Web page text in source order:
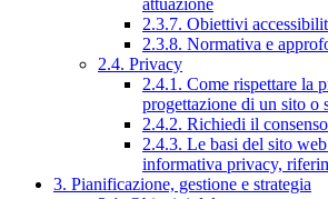
2.3.7. Obiettivi
2.3.8. Normativa e
2.4. Privacy
2.4.1. Come rispettare la
progettazione di un sito o
2.4.2. Richiedi il
2.4.3. Le basi del sito
informativa privacy,
3. Pianificazione, gestione e strategia